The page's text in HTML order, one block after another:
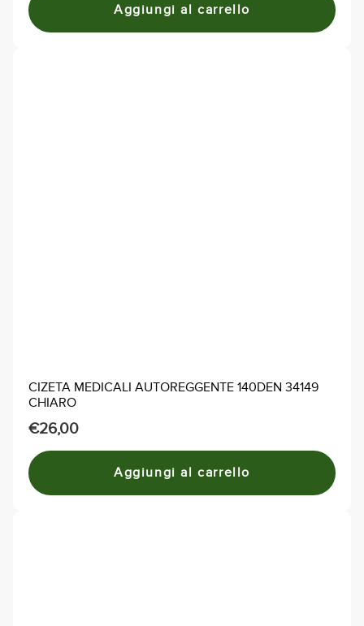
originale
era:
attuale
è:
Aggiungi al carrello
CIZETA MEDICALI AUTOREGGENTE 140DEN 34149
CHIARO
€26,00
Aggiungi al carrello